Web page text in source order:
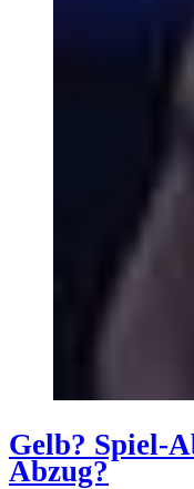
Gelb? Spiel-
Abzug?